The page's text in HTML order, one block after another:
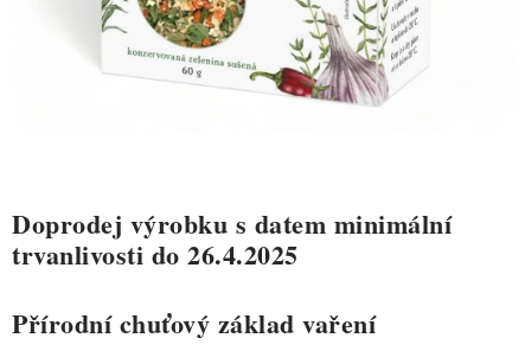
PROFI BALENÍ
Nepřevzetí zásilky na dobírku
Obchodní podmínky
Podmínky ochrany osobních údajů
Doprodej výrobku s datem minimální
trvanlivosti do 26.4.2025
Přírodní chuťový základ vaření